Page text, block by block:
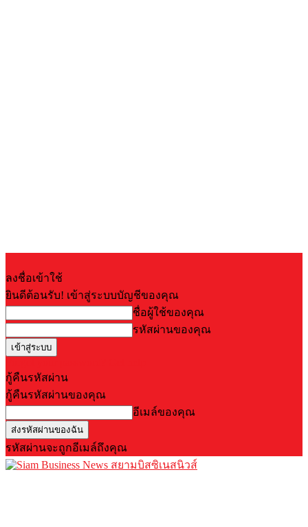
ลงชื่อเข้าใช้
ยินดีต้อนรับ! เข้าสู่ระบบบัญชีของคุณ
ชื่อผู้ใช้ของคุณ
รหัสผ่านของคุณ
กู้คืนรหัสผ่าน
กู้คืนรหัสผ่านของคุณ
อีเมล์ของคุณ
รหัสผ่านจะถูกอีเมล์ถึงคุณ
สยามบิสซิเนสนิวส์